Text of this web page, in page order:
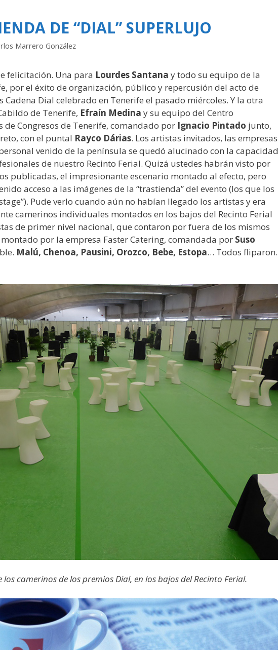
DE “DIAL” SUPERLUJO
Marrero González
felicitación. Una para Lourdes Santana y todo su equipo de la
por el éxito de organización, público y repercusión del acto de
Cadena Dial celebrado en Tenerife el pasado miércoles. Y la otra
de Tenerife, Efraín Medina y su equipo del Centro
de Congresos de Tenerife, comandado por Ignacio Pintado junto,
con el puntal Rayco Dárias. Los artistas invitados, las empresas
venido de la península se quedó alucinado con la capacidad
de nuestro Recinto Ferial. Quizá ustedes habrán visto por
publicadas, el impresionante escenario montado al efecto, pero
acceso a las imágenes de la “trastienda” del evento (los que los
Pude verlo cuando aún no habían llegado los artistas y era
camerinos individuales montados en los bajos del Recinto Ferial
de primer nivel nacional, que contaron por fuera de los mismos
por la empresa Faster Catering, comandada por Suso
Malú, Chenoa, Pausini, Orozco, Bebe, Estopa… Todos fliparon.
camerinos de los premios Dial, en los bajos del Recinto Ferial.